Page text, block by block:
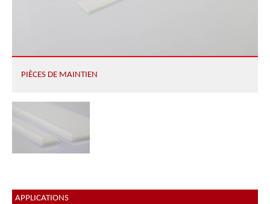
PIÈCES DE MAINTIEN
APPLICATIONS